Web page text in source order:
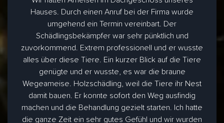
Hauses. Durch einen Anruf bei der Firma wurde
umgehend ein Termin vereinbart. Der
Schädlingsbekämpfer war sehr pünktlich und
zuvorkommend. Extrem professionell und er wusste
alles über diese Tiere. Ein kurzer Blick auf die Tiere
genügte und er wusste, es war die braune
Wegeameise. Holzschädling, weil die Tiere ihr Nest
damit bauen. Er konnte sofort den Weg ausfindig
machen und die Behandlung gezielt starten. Ich hatte
die ganze Zeit ein sehr gutes Gefühl und wir wurden